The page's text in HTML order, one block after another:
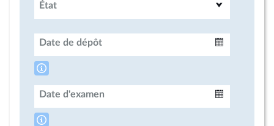
État
Date de dépôt
Date d'examen